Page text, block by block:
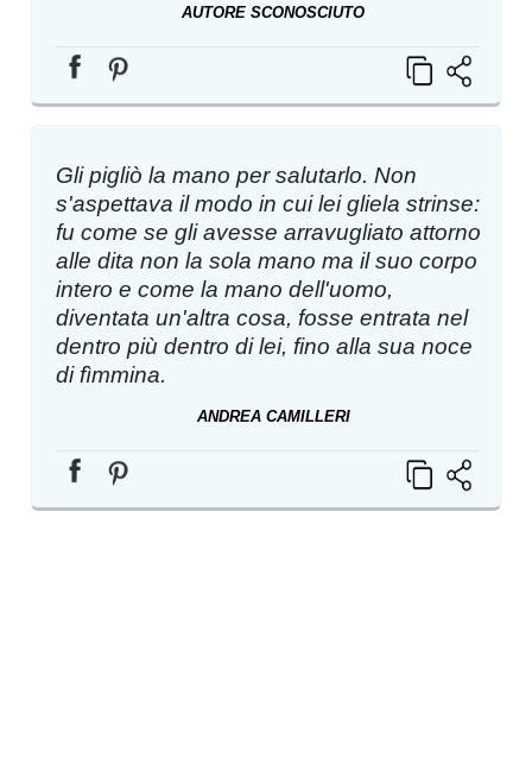
AUTORE SCONOSCIUTO
Gli pigliò la mano per salutarlo. Non
s'aspettava il modo in cui lei gliela strinse:
fu come se gli avesse arravugliato attorno
alle dita non la sola mano ma il suo corpo
intero e come la mano dell'uomo,
diventata un'altra cosa, fosse entrata nel
dentro più dentro di lei, fino alla sua noce
di fìmmina.
ANDREA CAMILLERI